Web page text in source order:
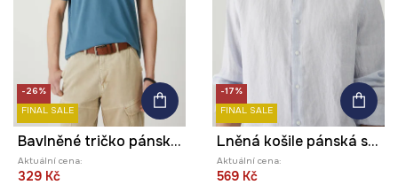
-26%
FINAL SALE
Bavlněné tričko pánské s potiskem s elastanem tyrkysová barva
Aktuální cena:
329 Kč
-17%
FINAL SALE
Lněná košile pánská s límcem button-down modrá barva
Aktuální cena:
569 Kč